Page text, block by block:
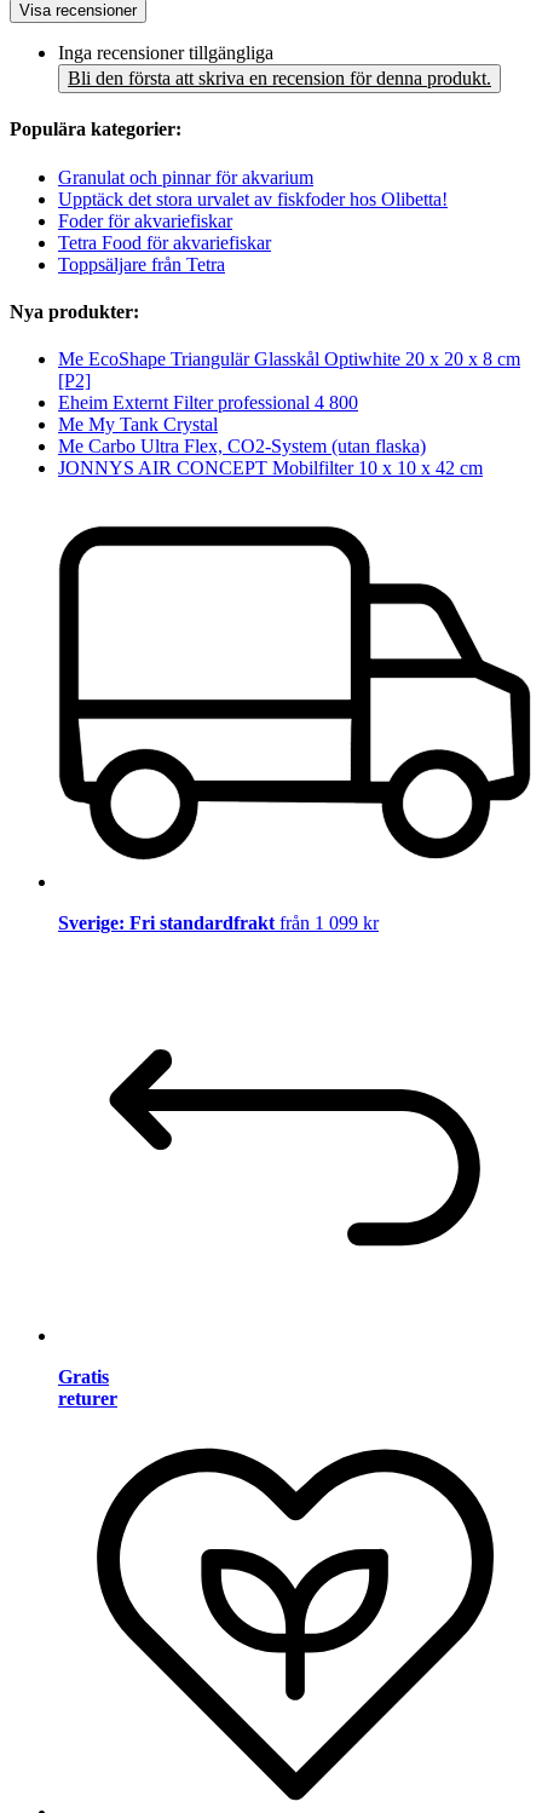
Visa recensioner
Inga recensioner tillgängliga
Bli den första att skriva en recension för denna produkt.
Populära kategorier:
Granulat och pinnar för akvarium
Upptäck det stora urvalet av fiskfoder hos Olibetta!
Foder för akvariefiskar
Tetra Food för akvariefiskar
Toppsäljare från Tetra
Nya produkter:
Me EcoShape Triangulär Glasskål Optiwhite 20 x 20 x 8 cm
[P2]
Eheim Externt Filter professional 4 800
Me My Tank Crystal
Me Carbo Ultra Flex, CO2-System (utan flaska)
JONNYS AIR CONCEPT Mobilfilter 10 x 10 x 42 cm
Sverige: Fri standardfrakt från 1 099 kr
Gratis
returer